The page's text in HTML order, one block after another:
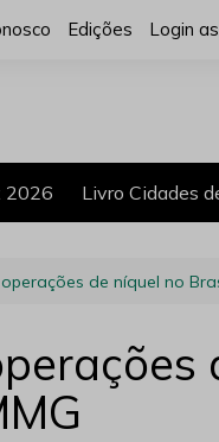
Edições Login
2026 Livro Cidades
de níquel no